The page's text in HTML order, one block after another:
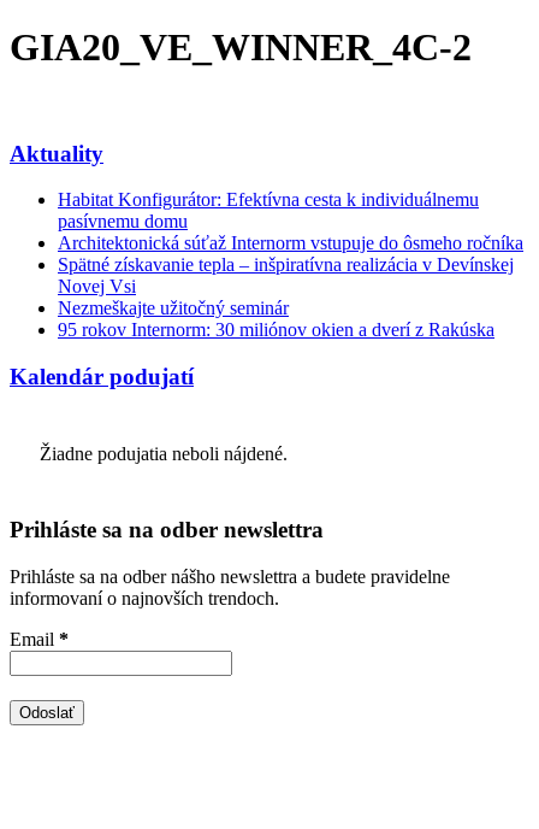
GIA20_VE_WINNER_4C-2
Aktuality
Habitat Konfigurátor: Efektívna cesta k individuálnemu
pasívnemu domu
Architektonická súťaž Internorm vstupuje do ôsmeho ročníka
Spätné získavanie tepla – inšpiratívna realizácia v Devínskej
Novej Vsi
Nezmeškajte užitočný seminár
95 rokov Internorm: 30 miliónov okien a dverí z Rakúska
Kalendár podujatí
Žiadne podujatia neboli nájdené.
Prihláste sa na odber newslettra
Prihláste sa na odber nášho newslettra a budete pravidelne
informovaní o najnovších trendoch.
Email *